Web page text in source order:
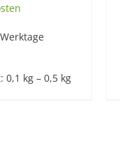
0,1 kg – 0,5 kg